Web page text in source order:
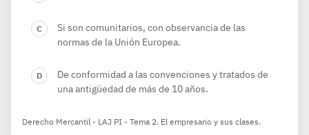
Si son comunitarios, con observancia de las
normas de la Unión Europea.
De conformidad a las convenciones y tratados de
una antigüedad de más de 10 años.
Derecho Mercantil - LAJ PI - Tema 2. El empresario y sus clases.